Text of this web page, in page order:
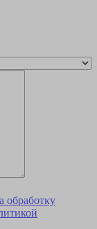
обработку